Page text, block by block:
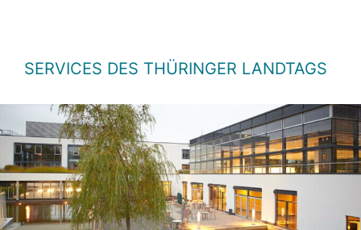
SERVICES DES THÜRINGER LANDTAGS